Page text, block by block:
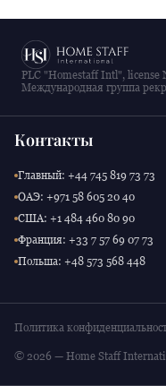
PLC "Homestaff Intl",
Международная группа
Контакты
Главный: +44 745 819 73 73
ОАЭ: +971 58 605 20 40
США: +1 484 460 80 90
Франция: +33 7 57 69 07 73
Польша: +48 573 568 448
Политика
© 2026 — Home Staff